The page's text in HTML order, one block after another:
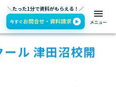
＼たった1分で資料がもらえる！／
ール 津田沼校開